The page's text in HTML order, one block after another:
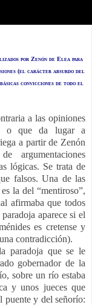
por Zenón de Elea para
(el carácter absurdo del
convicciones de todo el
a las opiniones
o que da lugar a
a partir de Zenón
argumentaciones
lógicas. Se trata de
falsos. Una de las
la del “mentiroso”,
afirmaba que todos
aparece si el
es cretense y
contradicción).
que se le
gobernador de la
sobre un río estaba
y unos jueces que
puente y del señorío: